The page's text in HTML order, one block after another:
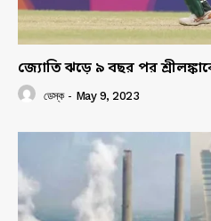
জ্যোতি ঝড়ে ৯ বছর পর
ডেস্ক - May 9, 2023